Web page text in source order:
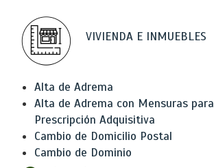
VIVIENDA E INMUEBLES
Alta de Adrema
Alta de Adrema con Mensuras para
Prescripción Adquisitiva
Cambio de Domicilio Postal
Cambio de Dominio